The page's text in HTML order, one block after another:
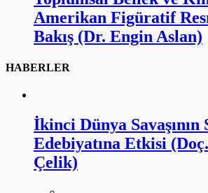
Amerikan Figüratif
Bakış (Dr. Engin Aslan)
HABERLER
İkinci Dünya Savaşının
Edebiyatına Etkisi
Çelik)